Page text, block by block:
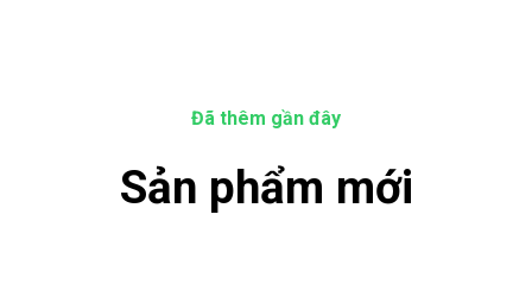
Đã thêm gần đây
Sản phẩm mới